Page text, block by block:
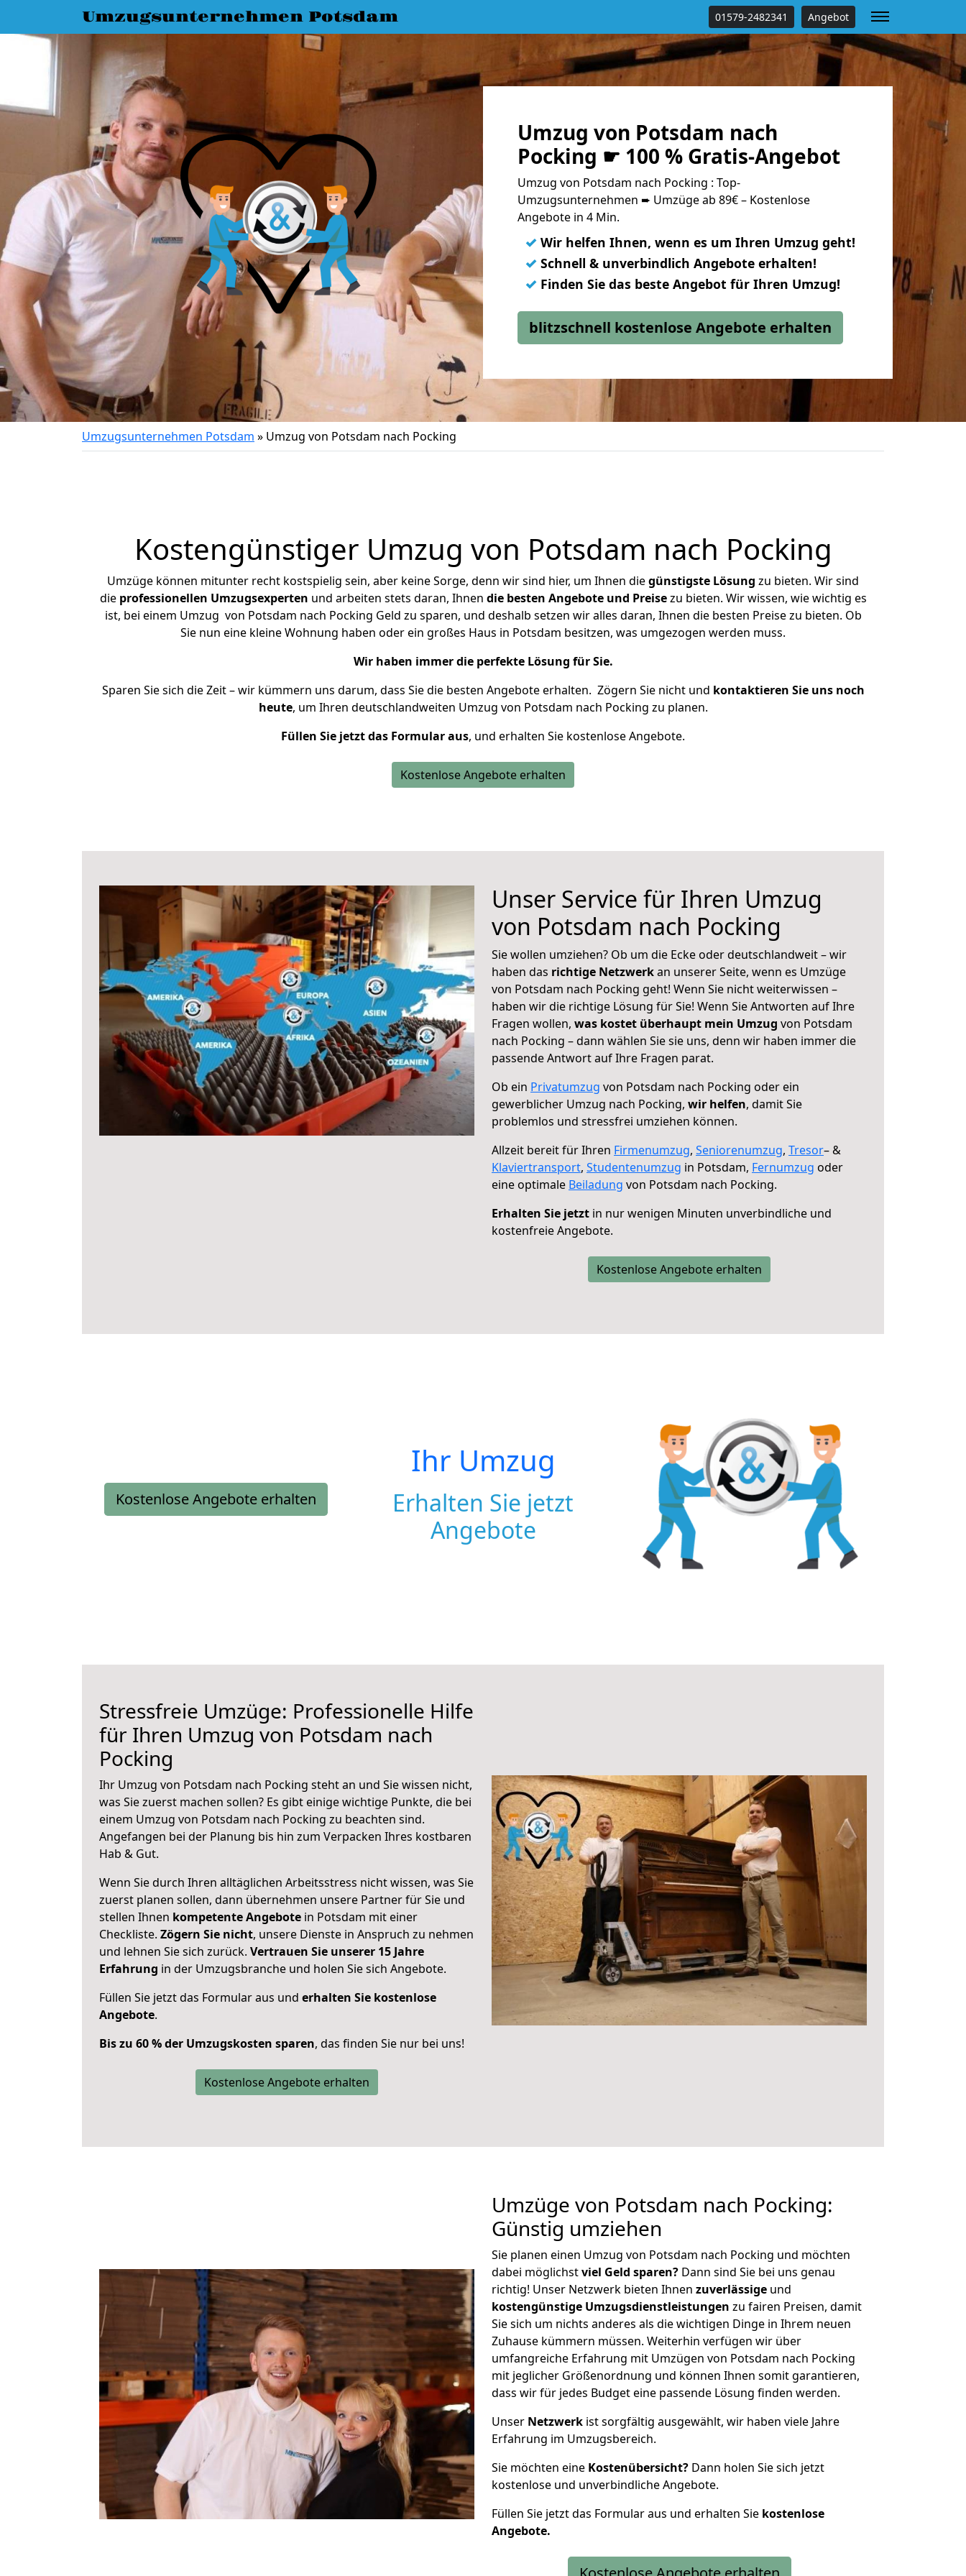
Umzugsunternehmen Potsdam 01579-2482341 Angebot
Umzug von Potsdam nach
Pocking ☛ 100 % Gratis-Angebot
Umzug von Potsdam nach Pocking : Top-
Umzugsunternehmen ➨ Umzüge ab 89€ – Kostenlose
Angebote in 4 Min.
✓ Wir helfen Ihnen, wenn es um Ihren Umzug geht!
✓ Schnell & unverbindlich Angebote erhalten!
✓ Finden Sie das beste Angebot für Ihren Umzug!
blitzschnell kostenlose Angebote erhalten
Umzugsunternehmen Potsdam » Umzug von Potsdam nach Pocking
Kostengünstiger Umzug von Potsdam nach Pocking
Umzüge können mitunter recht kostspielig sein, aber keine Sorge, denn wir sind hier, um Ihnen diegünstigste Lösung zu bieten. Wir sind
die professionellen Umzugsexperten und arbeiten stets daran, Ihnen die besten Angebote und Preisezu bieten. Wir wissen, wie wichtig es
ist, bei einem Umzug von Potsdam nach Pocking Geld zu sparen, und deshalb setzen wir alles daran, Ihnen die besten Preise zu bieten. Ob
Sie nun eine kleine Wohnung haben oder ein großes Haus in Potsdam besitzen, was umgezogen werden muss.
Wir haben immer die perfekte Lösung für Sie.
Sparen Sie sich die Zeit – wir kümmern uns darum, dass Sie die besten Angebote erhalten. Zögern Sie nicht und kontaktieren Sie uns noch
heute, um Ihren deutschlandweiten Umzug von Potsdam nach Pocking zu planen.
Füllen Sie jetzt das Formular aus, und erhalten Sie kostenlose Angebote.
Kostenlose Angebote erhalten
Unser Service für Ihren Umzug
von Potsdam nach Pocking
Sie wollen umziehen? Ob um die Ecke oder deutschlandweit – wir
haben das richtige Netzwerkan unserer Seite, wenn es Umzüge
von Potsdam nach Pocking geht! Wenn Sie nicht weiterwissen –
haben wir die richtige Lösung für Sie! Wenn Sie Antworten auf Ihre
Fragen wollen, was kostet überhaupt mein Umzug von Potsdam
nach Pocking – dann wählen Sie sie uns, denn wir haben immer die
passende Antwort auf Ihre Fragen parat.
Ob ein Privatumzug von Potsdam nach Pocking oder ein
gewerblicher Umzug nach Pocking, wir helfen, damit Sie
problemlos und stressfrei umziehen können.
Allzeit bereit für Ihren Firmenumzug, Seniorenumzug, Tresor– &
Klaviertransport, Studentenumzug in Potsdam, Fernumzug oder
eine optimale Beiladung von Potsdam nach Pocking.
Erhalten Sie jetzt in nur wenigen Minuten unverbindliche und
kostenfreie Angebote.
Kostenlose Angebote erhalten
Kostenlose Angebote erhalten
Ihr Umzug
Erhalten Sie jetzt
Angebote
Stressfreie Umzüge: Professionelle Hilfe
für Ihren Umzug von Potsdam nach
Pocking
Ihr Umzug von Potsdam nach Pocking steht an und Sie wissen nicht,
was Sie zuerst machen sollen? Es gibt einige wichtige Punkte, die bei
einem Umzug von Potsdam nach Pocking zu beachten sind.
Angefangen bei der Planung bis hin zum Verpacken Ihres kostbaren
Hab & Gut.
Wenn Sie durch Ihren alltäglichen Arbeitsstress nicht wissen, was Sie
zuerst planen sollen, dann übernehmen unsere Partner für Sie und
stellen Ihnen kompetente Angebote in Potsdam mit einer
Checkliste. Zögern Sie nicht, unsere Dienste in Anspruch zu nehmen
und lehnen Sie sich zurück. Vertrauen Sie unserer 15 Jahre
Erfahrung in der Umzugsbranche und holen Sie sich Angebote.
Füllen Sie jetzt das Formular aus und erhalten Sie kostenlose
Angebote.
Bis zu 60 % der Umzugskosten sparen, das finden Sie nur bei uns!
Kostenlose Angebote erhalten
Umzüge von Potsdam nach Pocking:
Günstig umziehen
Sie planen einen Umzug von Potsdam nach Pocking und möchten
dabei möglichstviel Geld sparen? Dann sind Sie bei uns genau
richtig! Unser Netzwerk bieten Ihnen zuverlässige und
kostengünstige Umzugsdienstleistungen zu fairen Preisen, damit
Sie sich um nichts anderes als die wichtigen Dinge in Ihrem neuen
Zuhause kümmern müssen. Weiterhin verfügen wir über
umfangreiche Erfahrung mit Umzügen von Potsdam nach Pocking
mit jeglicher Größenordnung und können Ihnen somit garantieren,
dass wir für jedes Budget eine passende Lösung finden werden.
Unser Netzwerk ist sorgfältig ausgewählt, wir haben viele Jahre
Erfahrung im Umzugsbereich.
Sie möchten eine Kostenübersicht? Dann holen Sie sich jetzt
kostenlose und unverbindliche Angebote.
Füllen Sie jetzt das Formular aus und erhalten Sie kostenlose
Angebote.